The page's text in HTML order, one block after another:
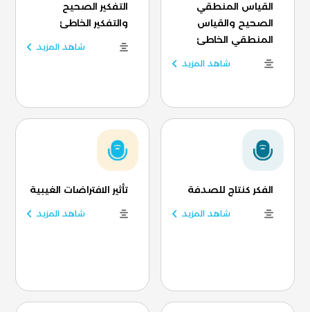
القياس المنطقي
الصحيح والقياس
المنطقي الخاطئ
شاهد المزيد
التفكير الصحيح
والتفكير الخاطئ
شاهد المزيد
الفكر كنتاج للصدفة
شاهد المزيد
تأثير الافتراضات الغيبية
شاهد المزيد